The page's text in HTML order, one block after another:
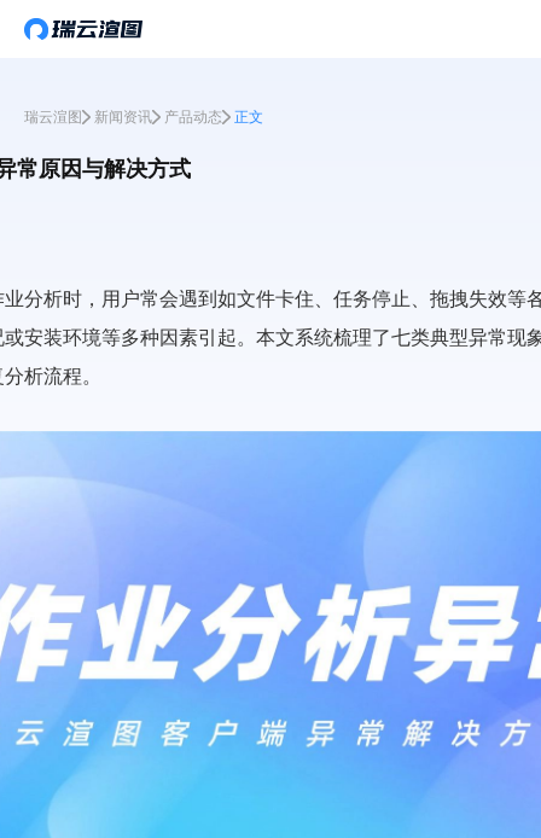
瑞云渲图 新闻资讯 产品动态 正文
常原因与解决方式
分析时，用户常会遇到如文件卡住、任务停止、拖拽失效等
安装环境等多种因素引起。本文系统梳理了七类典型异常现
析流程。